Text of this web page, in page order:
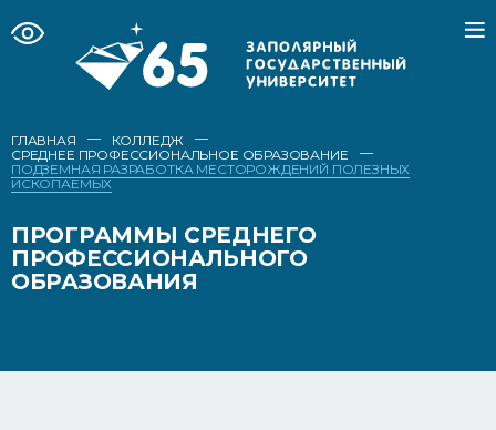
ГЛАВНАЯ — КОЛЛЕДЖ
—
СРЕДНЕЕ ПРОФЕССИОНАЛЬНОЕ ОБРАЗОВАНИЕ
—
ПОДЗЕМНАЯ РАЗРАБОТКА МЕСТОРОЖДЕНИЙ ПОЛЕЗНЫХ
ИСКОПАЕМЫХ
ПРОГРАММЫ СРЕДНЕГО
ПРОФЕССИОНАЛЬНОГО
ОБРАЗОВАНИЯ